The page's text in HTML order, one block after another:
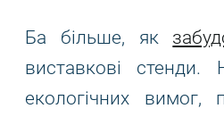
Ба більше, як
виставкові стенди.
екологічних